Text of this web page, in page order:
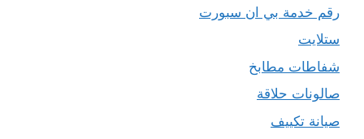
رقم خدمة بي ان سبورت
ستلايت
شفاطات مطابخ
صالونات حلاقة
صيانة تكييف